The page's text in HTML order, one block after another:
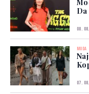
08.
MODA
07.